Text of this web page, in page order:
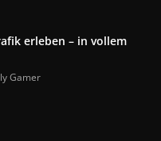
erleben – in vollem
Gamer